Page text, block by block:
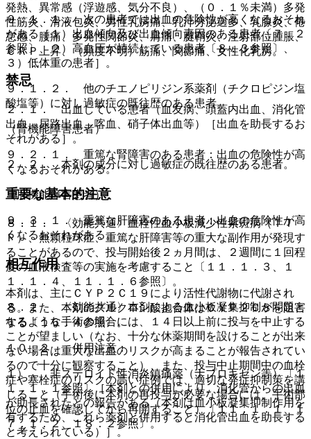
９．１．１． 次の患者では出血の危険性が高くなるおそれ
がある［１）出血傾向及び出血傾向素因のある患者〔７．２
参照〕、２）高血圧が持続している患者〔８．３参照〕、
３）低体重の患者］。
９．１．２． 他のチエノピリジン系薬剤（チクロピジン塩
酸塩等）に対し過敏症の既往歴のある患者。
（腎機能障害患者）
９．２．１． 重篤な腎障害のある患者：出血の危険性が高
くなるおそれがある。
（肝機能障害患者）
９．３．１． 重篤な肝障害のある患者：出血の危険性が高
くなるおそれがある。
相互作用
本剤は、主にＣＹＰ２Ｃ１９により活性代謝物に代謝され
る。また、本剤のグルクロン酸抱合体はＣＹＰ２Ｃ８を阻害
する〔１６．４参照〕。
１０．２． 併用注意：
１）． 非ステロイド性消炎鎮痛薬（ナプロキセン等）〔１
１．１．１参照〕［本剤との併用により、消化管からの出血
が助長されたとの報告がある（本剤は血小板凝集抑制作用を
有するため、これら薬剤と併用すると消化管出血を助長する
と考えられている）］。
発熱、異常感（浮遊感、気分不良）、（０．１％未満）多発
性筋炎、滑液包炎、男性乳房痛、乳汁分泌過多、乳腺炎、倦
怠感、腰痛、多発性関節炎、肩痛、腱鞘炎、注射部位腫脹、
ＣＲＰ上昇、（頻度不明）筋痛、関節痛、女性化乳房。
禁忌
２．１． 出血している患者（血友病、頭蓋内出血、消化管
出血、尿路出血、喀血、硝子体出血等）［出血を助長するお
それがある］。
２．２． 本剤の成分に対し過敏症の既往歴のある患者。
重要な基本的注意
８．１． 〈効能共通〉血栓性血小板減少性紫斑病（ＴＴ
Ｐ）、無顆粒球症、重篤な肝障害等の重大な副作用が発現す
ることがあるので、投与開始後２ヵ月間は、２週間に１回程
度の血液検査等の実施を考慮すること〔１１．１．３、１
１．１．４、１１．１．６参照〕。
８．２． 〈効能共通〉本剤による血小板凝集抑制が問題と
なるような手術の場合には、１４日以上前に投与を中止する
ことが望ましい（なお、十分な休薬期間を設けることが出来
ない場合は重大な出血のリスクが高まることが報告されてい
るので十分に観察すること）、また、投与中止期間中の血栓
症や塞栓症のリスクの高い症例では、適切な発症抑制策を講
じること（手術後に本剤の再投与が必要な場合には、手術部
位の止血を確認してから再開すること）〔１１．１．１、１
７．１．２、１８．２参照〕。